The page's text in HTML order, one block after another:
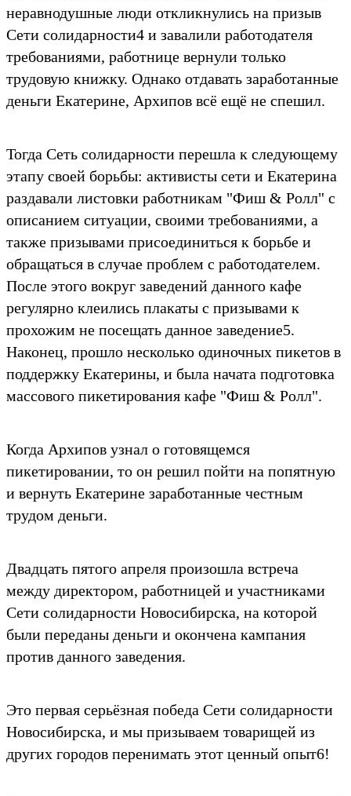
неравнодушные люди откликнулись на призыв
Cети солидарности4 и завалили работодателя
требованиями, работнице вернули только
трудовую книжку. Однако отдавать заработанные
деньги Екатерине, Архипов всё ещё не спешил.
Тогда Cеть солидарности перешла к следующему
этапу своей борьбы: активисты сети и Екатерина
раздавали листовки работникам "Фиш & Ролл" с
описанием ситуации, своими требованиями, а
также призывами присоединиться к борьбе и
обращаться в случае проблем с работодателем.
После этого вокруг заведений данного кафе
регулярно клеились плакаты с призывами к
прохожим не посещать данное заведение5.
Наконец, прошло несколько одиночных пикетов в
поддержку Екатерины, и была начата подготовка
массового пикетирования кафе "Фиш & Ролл".
Когда Архипов узнал о готовящемся
пикетировании, то он решил пойти на попятную
и вернуть Екатерине заработанные честным
трудом деньги.
Двадцать пятого апреля произошла встреча
между директором, работницей и участниками
Cети солидарности Новосибирска, на которой
были переданы деньги и окончена кампания
против данного заведения.
Это первая серьёзная победа Cети солидарности
Новосибирска, и мы призываем товарищей из
других городов перенимать этот ценный опыт6!